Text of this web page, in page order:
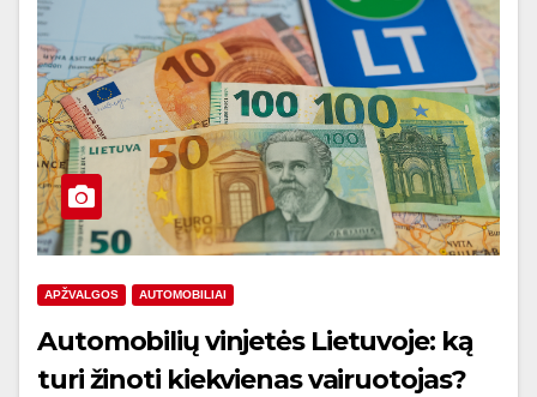
APŽVALGOS AUTOMOBILIAI
Automobilių vinjetės Lietuvoje: ką
turi žinoti kiekvienas vairuotojas?